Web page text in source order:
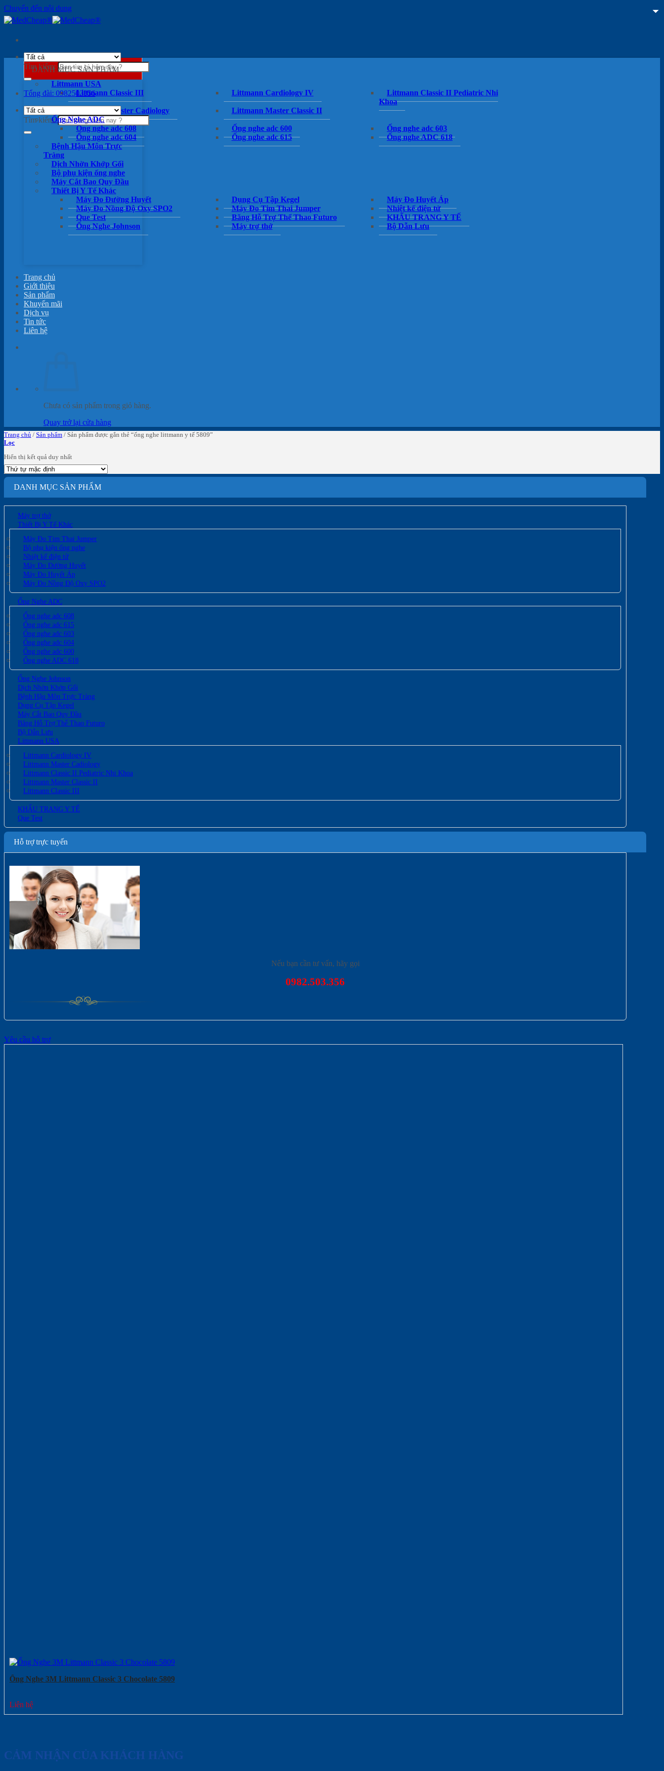
Chuyển đến nội dung
Tìm kiếm:
Tổng đài: 0982503356
Tìm kiếm:
DANH MỤC SẢN PHẨM
Littmann USA
Littmann Classic III
Littmann Cardiology IV
Littmann Classic II Pediatric Nhi
Khoa
Littmann Master Cadiology
Littmann Master Classic II
Ống Nghe ADC
Ống nghe adc 608
Ống nghe adc 600
Ống nghe adc 603
Ống nghe adc 604
Ống nghe adc 615
Ống nghe ADC 618
Bệnh Hậu Môn Trực
Tràng
Dịch Nhờn Khớp Gối
Bộ phụ kiện ống nghe
Máy Cắt Bao Quy Đầu
Thiết Bị Y Tế Khác
Máy Đo Đường Huyết
Dụng Cụ Tập Kegel
Máy Đo Huyết Áp
Máy Đo Nồng Độ Oxy SPO2
Máy Đo Tim Thai Jumper
Nhiệt kế điện tử
Que Test
Băng Hỗ Trợ Thể Thao Futuro
KHẨU TRANG Y TẾ
Ống Nghe Johnson
Máy trợ thở Bộ Dẫn Lưu
Trang chủ
Giới thiệu
Sản phẩm
Khuyến mãi
Dịch vụ
Tin tức
Liên hệ
Chưa có sản phẩm trong giỏ hàng.
Quay trở lại cửa hàng
Trang chủ / Sản phẩm / Sản phẩm được gắn thẻ “ống nghe littmann y tế 5809”
Lọc
Hiển thị kết quả duy nhất
DANH MỤC SẢN PHẨM
Máy trợ thở
Thiết Bị Y Tế Khác
Máy Đo Tim Thai Jumper
Bộ phụ kiện ống nghe
Nhiệt kế điện tử
Máy Đo Đường Huyết
Máy Đo Huyết Áp
Máy Đo Nồng Độ Oxy SPO2
Ống Nghe ADC
Ống nghe adc 608
Ống nghe adc 615
Ống nghe adc 603
Ống nghe adc 604
Ống nghe adc 600
Ống nghe ADC 618
Ống Nghe Johnson
Dịch Nhờn Khớp Gối
Bệnh Hậu Môn Trực Tràng
Dụng Cụ Tập Kegel
Máy Cắt Bao Quy Đầu
Băng Hỗ Trợ Thể Thao Futuro
Bộ Dẫn Lưu
Littmann USA
Littmann Cardiology IV
Littmann Master Cadiology
Littmann Classic II Pediatric Nhi Khoa
Littmann Master Classic II
Littmann Classic III
KHẨU TRANG Y TẾ
Que Test
Hỗ trợ trực tuyến
Nếu bạn cần tư vấn, hãy gọi
0982.503.356
Yêu cầu hỗ trợ
Ống Nghe 3M Littmann Classic 3 Chocolate 5809
Liên hệ
CẢM NHẬN CỦA KHÁCH HÀNG